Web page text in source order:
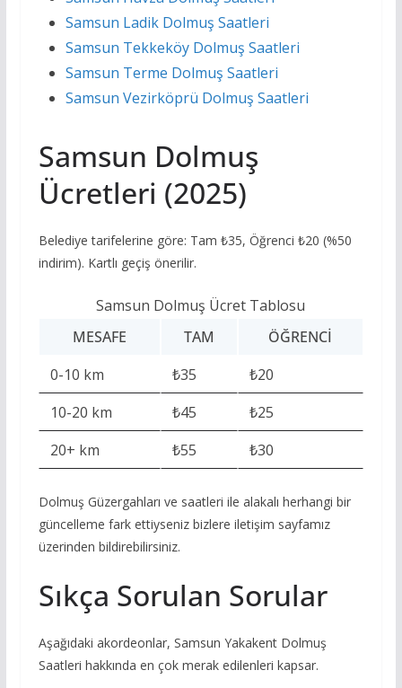
Samsun Ladik Dolmuş Saatleri
Samsun Tekkeköy Dolmuş Saatleri
Samsun Terme Dolmuş Saatleri
Samsun Vezirköprü Dolmuş Saatleri
Samsun Dolmuş
Ücretleri (2025)
Belediye tarifelerine göre: Tam ₺35, Öğrenci ₺20 (%50
indirim). Kartlı geçiş önerilir.
Samsun Dolmuş Ücret Tablosu
MESAFE
TAM
ÖĞRENCI
0-10 km
₺35
₺20
10-20 km
₺45
₺25
20+ km
₺55 ₺30
Dolmuş Güzergahları ve saatleri ile alakalı herhangi bir
güncelleme fark ettiyseniz bizlere iletişim sayfamız
üzerinden bildirebilirsiniz.
Sıkça Sorulan Sorular
Aşağıdaki akordeonlar, Samsun Yakakent Dolmuş
Saatleri hakkında en çok merak edilenleri kapsar.